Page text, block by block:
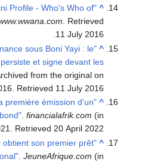
^
Profile - Who's Who of
. Retrieved
11 July 2016
.
^
sous Boni Yayi : le
et signe devant les
from the original on
. Retrieved 11 July 2016
^
première émission d'un
.financialafrik.com
. Retrieved20 April 2022
^
obtient son premier prêt
.JeuneAfrique.com (in